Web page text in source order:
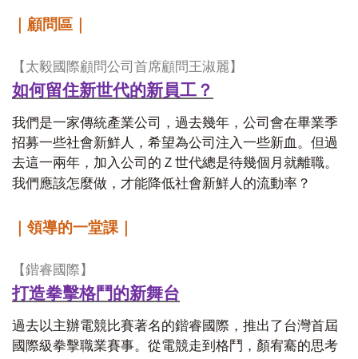
｜顧問區｜
【太毅國際顧問公司首席顧問王淑麗】
如何留住新世代的新員工？
我們是一家傳統產業公司，過去幾年，公司會在畢業季
招募一些社會新鮮人，希望為公司注入一些新血。但過
去這一兩年，加入公司的Ｚ世代總是待幾個月就離職。
我們應該怎麼做，才能降低社會新鮮人的流動率？
｜領導的一堂課｜
【鍇睿國際】
打造拳擊格鬥的新舞台
過去以主辦電競比賽著名的鍇睿國際，推出了台灣首屆
國際級拳擊職業賽事。從電競走到格鬥，顏宥騫的思考